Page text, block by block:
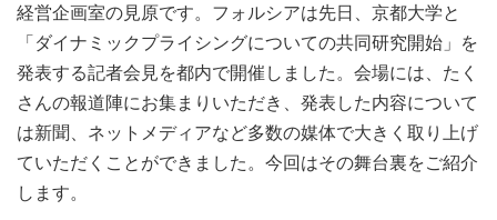
経営企画室の見原です。フォルシアは先日、京都大学と
「ダイナミックプライシングについての共同研究開始」を
発表する記者会見を都内で開催しました。会場には、たく
さんの報道陣にお集まりいただき、発表した内容について
は新聞、ネットメディアなど多数の媒体で大きく取り上げ
ていただくことができました。今回はその舞台裏をご紹介
します。